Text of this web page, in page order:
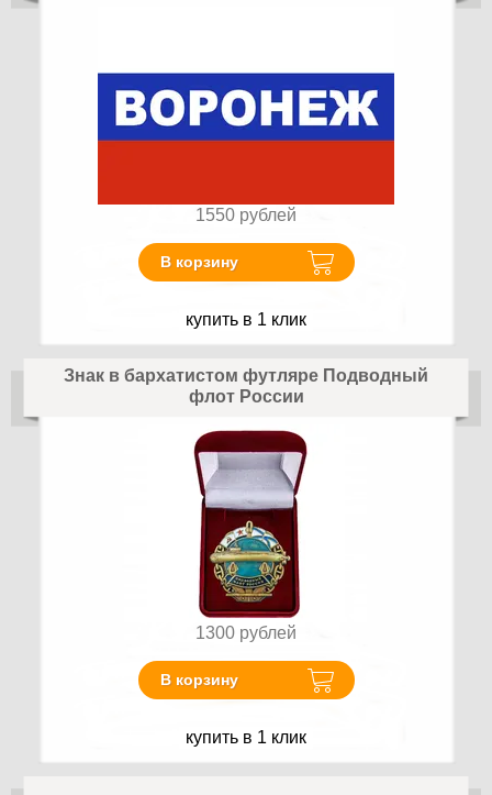
1550 рублей
В корзину
купить в 1 клик
Знак в бархатистом футляре Подводный
флот России
1300 рублей
В корзину
купить в 1 клик